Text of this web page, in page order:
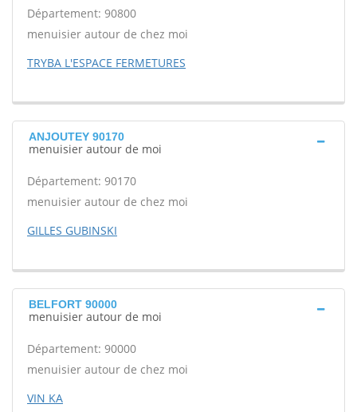
Département: 90800
menuisier autour de chez moi
TRYBA L'ESPACE FERMETURES
ANJOUTEY 90170
menuisier autour de moi
Département: 90170
menuisier autour de chez moi
GILLES GUBINSKI
BELFORT 90000
menuisier autour de moi
Département: 90000
menuisier autour de chez moi
VIN KA